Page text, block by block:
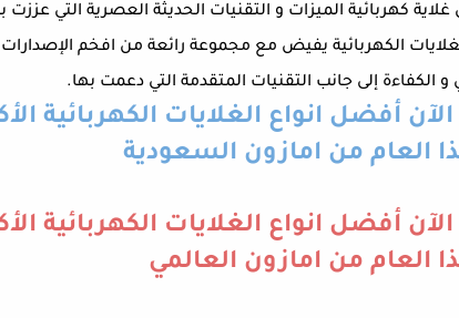
غلاية كهربائية الميزات و التقنيات الحديثة العصرية التي عززت
الكهربائية يفيض مع مجموعة رائعة من افخم الإصدارات
و الكفاءة إلى جانب التقنيات المتقدمة التي دعمت بها.
أفضل انواع الغلايات الكهربائية
العام من امازون السعودية
أفضل انواع الغلايات الكهربائية
العام من امازون العالمي